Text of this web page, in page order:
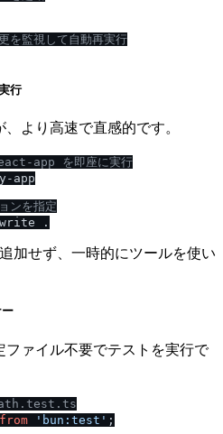
を監視して自動再実行
行
より高速で直感的です。
app を即座に実行
ンを指定
加せず、一時的にツールを使い
ァイル不要でテストを実行で
from 'bun:test' ;